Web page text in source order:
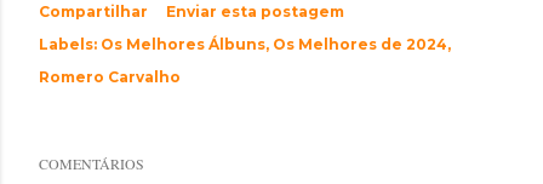
Compartilhar
Enviar esta postagem
Labels: Os Melhores Álbuns Os Melhores de 2024
Romero Carvalho
COMENTÁRIOS